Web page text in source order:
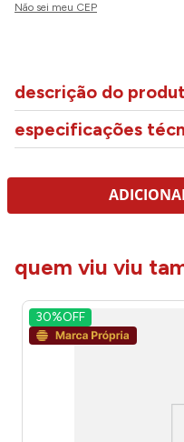
Não sei meu CEP
descrição do
especificações
quem viu viu
30%OFF